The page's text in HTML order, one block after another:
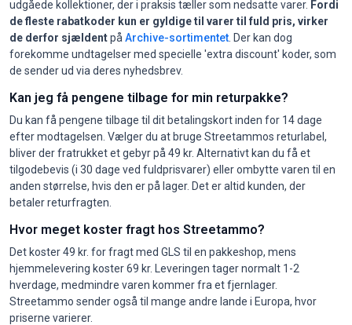
udgåede kollektioner, der i praksis tæller som nedsatte varer. Fordi
de fleste rabatkoder kun er gyldige til varer til fuld pris, virker
de derfor sjældentpå Archive-sortimentet . Der kan dog
forekomme undtagelser med specielle 'extra discount' koder, som
de sender ud via deres nyhedsbrev.
Kan jeg få pengene tilbage for min returpakke?
Du kan få pengene tilbage til dit betalingskort inden for 14 dage
efter modtagelsen. Vælger du at bruge Streetammos returlabel,
bliver der fratrukket et gebyr på 49 kr. Alternativt kan du få et
tilgodebevis (i 30 dage ved fuldprisvarer) eller ombytte varen til en
anden størrelse, hvis den er på lager. Det er altid kunden, der
betaler returfragten.
Hvor meget koster fragt hos Streetammo?
Det koster 49 kr. for fragt med GLS til en pakkeshop, mens
hjemmelevering koster 69 kr. Leveringen tager normalt 1-2
hverdage, medmindre varen kommer fra et fjernlager.
Streetammo sender også til mange andre lande i Europa, hvor
priserne varierer.